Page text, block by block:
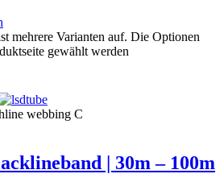
mehrere Varianten auf. Die Optionen
gewählt werden
| 30m – 100m